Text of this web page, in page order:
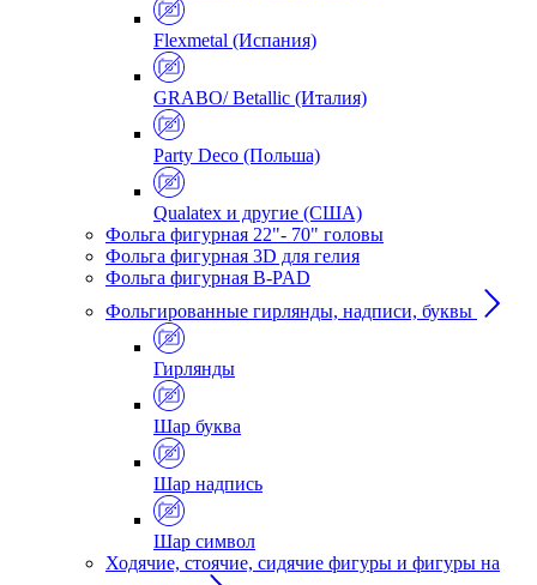
Flexmetal (Испания)
GRABO/ Betallic (Италия)
Party Deco (Польша)
Qualatex и другие (США)
Фольга фигурная 22"- 70" головы
Фольга фигурная 3D для гелия
Фольга фигурная B-PAD
Фольгированные гирлянды, надписи, буквы
Гирлянды
Шар буква
Шар надпись
Шар символ
Ходячие, стоячие, сидячие фигуры и фигуры на